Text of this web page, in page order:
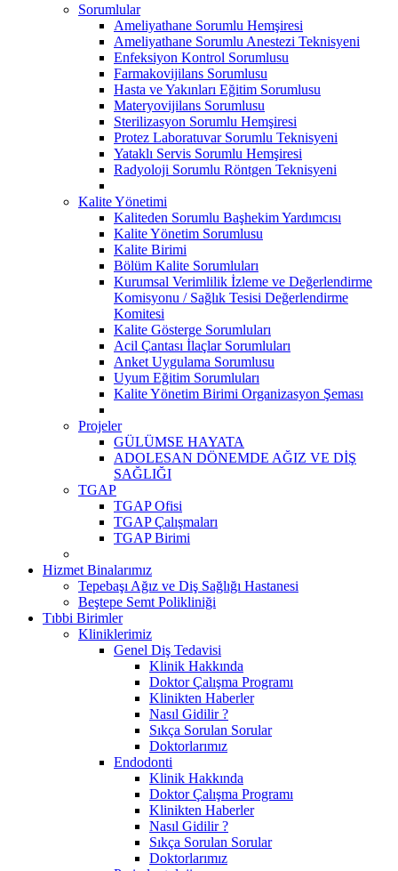
Sorumlular
Ameliyathane Sorumlu Hemşiresi
Ameliyathane Sorumlu Anestezi Teknisyeni
Enfeksiyon Kontrol Sorumlusu
Farmakovijilans Sorumlusu
Hasta ve Yakınları Eğitim Sorumlusu
Materyovijilans Sorumlusu
Sterilizasyon Sorumlu Hemşiresi
Protez Laboratuvar Sorumlu Teknisyeni
Yataklı Servis Sorumlu Hemşiresi
Radyoloji Sorumlu Röntgen Teknisyeni
Kalite Yönetimi
Kaliteden Sorumlu Başhekim Yardımcısı
Kalite Yönetim Sorumlusu
Kalite Birimi
Bölüm Kalite Sorumluları
Kurumsal Verimlilik İzleme ve Değerlendirme
Komisyonu / Sağlık Tesisi Değerlendirme
Komitesi
Kalite Gösterge Sorumluları
Acil Çantası İlaçlar Sorumluları
Anket Uygulama Sorumlusu
Uyum Eğitim Sorumluları
Kalite Yönetim Birimi Organizasyon Şeması
Projeler
GÜLÜMSE HAYATA
ADOLESAN DÖNEMDE AĞIZ VE DİŞ
SAĞLIĞI
TGAP
TGAP Ofisi
TGAP Çalışmaları
TGAP Birimi
Hizmet Binalarımız
Tepebaşı Ağız ve Diş Sağlığı Hastanesi
Beştepe Semt Polikliniği
Tıbbi Birimler
Kliniklerimiz
Genel Diş Tedavisi
Klinik Hakkında
Doktor Çalışma Programı
Klinikten Haberler
Nasıl Gidilir ?
Sıkça Sorulan Sorular
Doktorlarımız
Endodonti
Klinik Hakkında
Doktor Çalışma Programı
Klinikten Haberler
Nasıl Gidilir ?
Sıkça Sorulan Sorular
Doktorlarımız